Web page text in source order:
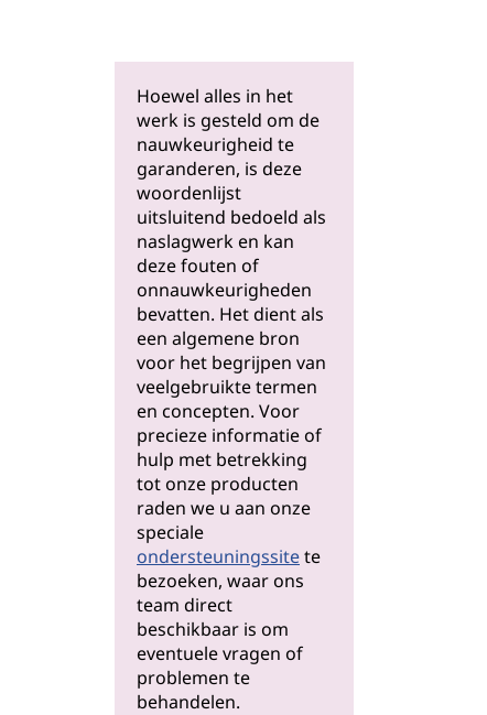
Hoewel alles in het
werk is gesteld om de
nauwkeurigheid te
garanderen, is deze
woordenlijst
uitsluitend bedoeld als
naslagwerk en kan
deze fouten of
onnauwkeurigheden
bevatten. Het dient als
een algemene bron
voor het begrijpen van
veelgebruikte termen
en concepten. Voor
precieze informatie of
hulp met betrekking
tot onze producten
raden we u aan onze
speciale
ondersteuningssitete
bezoeken, waar ons
team direct
beschikbaar is om
eventuele vragen of
problemen te
behandelen.